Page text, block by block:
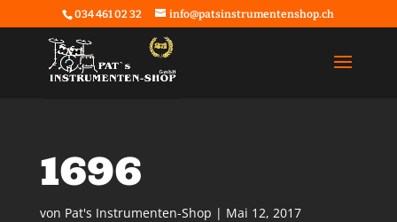
034 461 02 32 info@patsinstrumentenshop.ch
1696
von Pat's Instrumenten-Shop | Mai 12, 2017